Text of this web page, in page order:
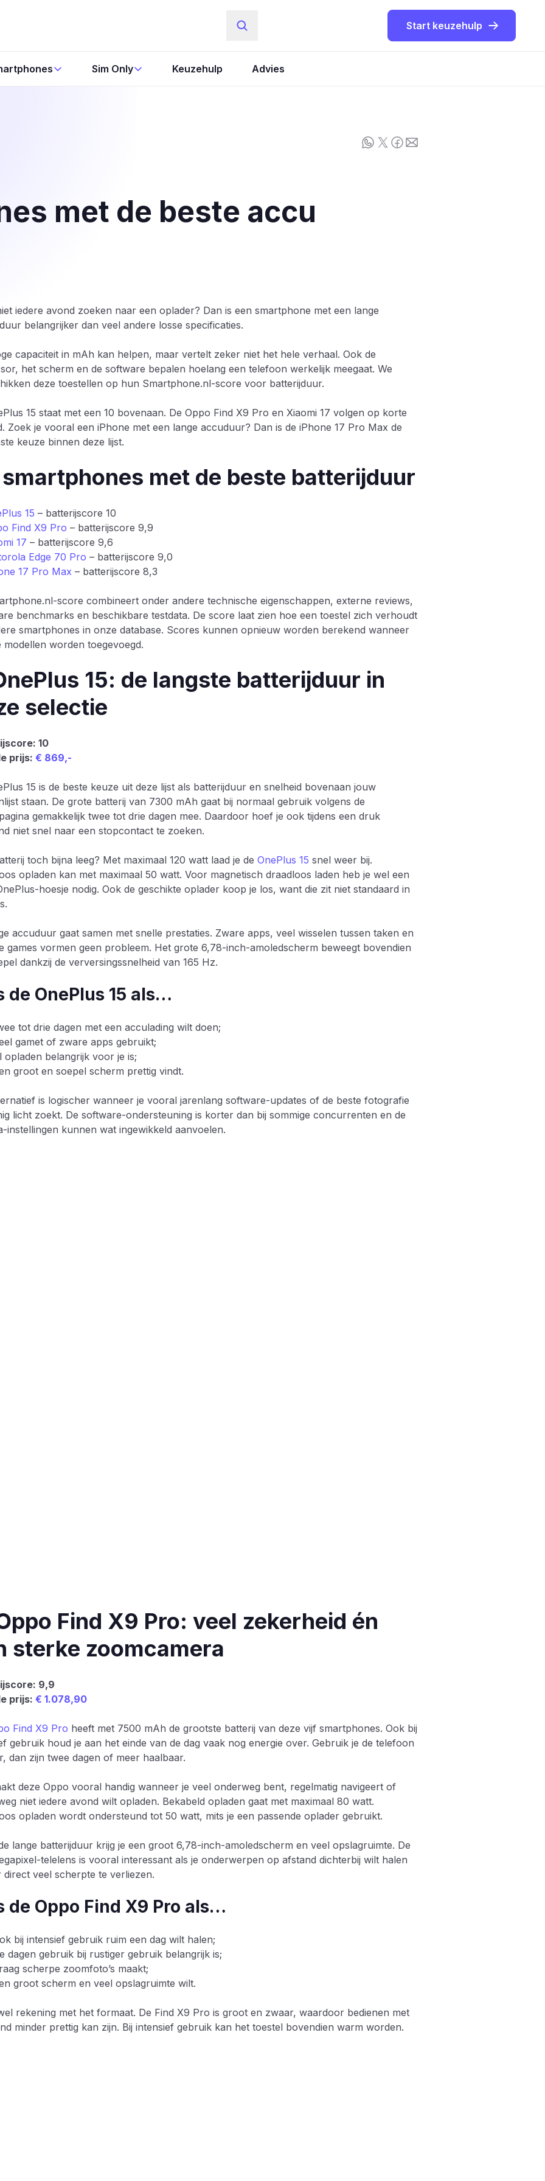
Start keuzehulp
Sim Only Keuzehulp Advies
met de beste accu
iedere avond zoeken naar een oplader? Dan is een smartphone met een lange
belangrijker dan veel andere losse specificaties.
capaciteit in mAh kan helpen, maar vertelt zeker niet het hele verhaal. Ook de
het scherm en de software bepalen hoelang een telefoon werkelijk meegaat. We
deze toestellen op hun Smartphone.nl-score voor batterijduur.
15 staat met een 10 bovenaan. De Oppo Find X9 Pro en Xiaomi 17 volgen op korte
Zoek je vooral een iPhone met een lange accuduur? Dan is de iPhone 17 Pro Max de
keuze binnen deze lijst.
met de beste batterijduur
15 – batterijscore 10
Find X9 Pro – batterijscore 9,9
17 – batterijscore 9,6
Edge 70 Pro – batterijscore 9,0
17 Pro Max – batterijscore 8,3
score combineert onder andere technische eigenschappen, externe reviews,
benchmarks en beschikbare testdata. De score laat zien hoe een toestel zich verhoudt
smartphones in onze database. Scores kunnen opnieuw worden berekend wanneer
modellen worden toegevoegd.
15: de langste batterijduur in
selectie
10
prijs: € 869,-
15 is de beste keuze uit deze lijst als batterijduur en snelheid bovenaan jouw
staan. De grote batterij van 7300 mAh gaat bij normaal gebruik volgens de
gemakkelijk twee tot drie dagen mee. Daardoor hoef je ook tijdens een druk
niet snel naar een stopcontact te zoeken.
toch bijna leeg? Met maximaal 120 watt laad je de OnePlus 15 snel weer bij.
opladen kan met maximaal 50 watt. Voor magnetisch draadloos laden heb je wel een
hoesje nodig. Ook de geschikte oplader koop je los, want die zit niet standaard in
accuduur gaat samen met snelle prestaties. Zware apps, veel wisselen tussen taken en
games vormen geen probleem. Het grote 6,78-inch-amoledscherm beweegt bovendien
dankzij de verversingssnelheid van 165 Hz.
de OnePlus 15 als…
tot drie dagen met een acculading wilt doen;
gamet of zware apps gebruikt;
opladen belangrijk voor je is;
groot en soepel scherm prettig vindt.
is logischer wanneer je vooral jarenlang software-updates of de beste fotografie
licht zoekt. De software-ondersteuning is korter dan bij sommige concurrenten en de
instellingen kunnen wat ingewikkeld aanvoelen.
Find X9 Pro: veel zekerheid én
sterke zoomcamera
9,9
prijs: € 1.078,90
Find X9 Pro heeft met 7500 mAh de grootste batterij van deze vijf smartphones. Ook bij
gebruik houd je aan het einde van de dag vaak nog energie over. Gebruik je de telefoon
dan zijn twee dagen of meer haalbaar.
deze Oppo vooral handig wanneer je veel onderweg bent, regelmatig navigeert of
niet iedere avond wilt opladen. Bekabeld opladen gaat met maximaal 80 watt.
opladen wordt ondersteund tot 50 watt, mits je een passende oplader gebruikt.
lange batterijduur krijg je een groot 6,78-inch-amoledscherm en veel opslagruimte. De
telelens is vooral interessant als je onderwerpen op afstand dichterbij wilt halen
direct veel scherpte te verliezen.
de Oppo Find X9 Pro als…
bij intensief gebruik ruim een dag wilt halen;
dagen gebruik bij rustiger gebruik belangrijk is;
scherpe zoomfoto’s maakt;
groot scherm en veel opslagruimte wilt.
rekening met het formaat. De Find X9 Pro is groot en zwaar, waardoor bedienen met
minder prettig kan zijn. Bij intensief gebruik kan het toestel bovendien warm worden.